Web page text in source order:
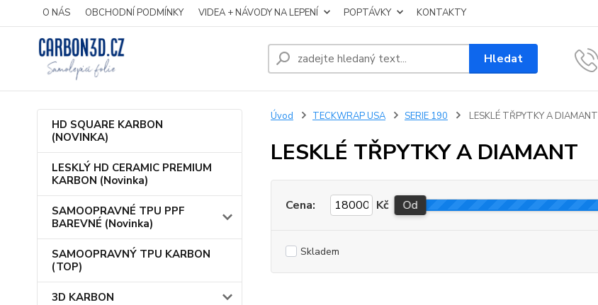
O NÁS OBCHODNÍ PODMÍNKY VIDEA + NÁVODY NA LEPENÍ POPTÁVKY KONTAKTY
Hledat
HD SQUARE KARBON
(NOVINKA)
LESKLÝ HD CERAMIC PREMIUM
KARBON (Novinka)
SAMOOPRAVNÉ TPU PPF
BAREVNÉ (Novinka)
SAMOOPRAVNÝ TPU KARBON
(TOP)
3D KARBON
Úvod TECKWRAP USA SERIE 190 LESKLÉ TŘPYTKY A DIAMANT
LESKLÉ TŘPYTKY A DIAMANT
Cena: Kč Od
Skladem